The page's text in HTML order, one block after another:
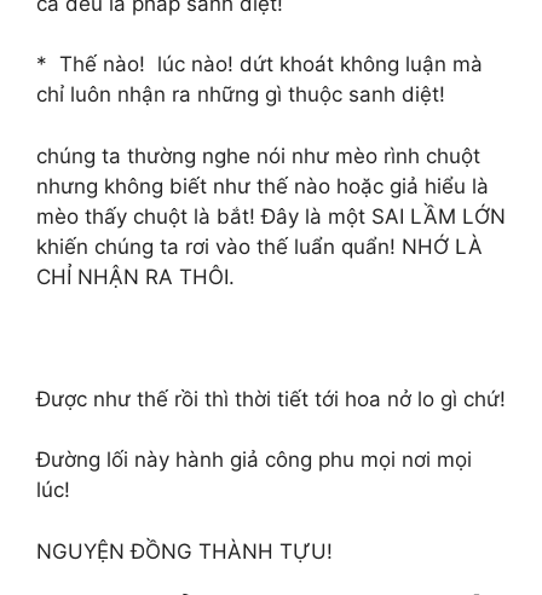
* Thế nào! lúc nào! dứt khoát không luận mà
chỉ luôn nhận ra những gì thuộc sanh diệt!
chúng ta thường nghe nói như mèo rình chuột
nhưng không biết như thế nào hoặc giả hiểu là
mèo thấy chuột là bắt! Đây là một SAI LẦM LỚN
khiến chúng ta rơi vào thế luẩn quẩn! NHỚ LÀ
CHỈ NHẬN RA THÔI.
Được như thế rồi thì thời tiết tới hoa nở lo gì chứ!
Đường lối này hành giả công phu mọi nơi mọi
lúc!
NGUYỆN ĐỒNG THÀNH TỰU!